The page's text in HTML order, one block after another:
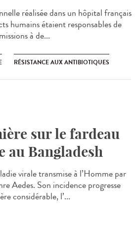
réalisée dans un hôpital français
humains étaient responsables de
à de...
RÉSISTANCE AUX ANTIBIOTIQUES
sur le fardeau
au Bangladesh
virale transmise à l’Homme par
Aedes. Son incidence progresse
considérable, l’...